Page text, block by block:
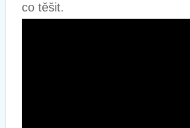
co těšit.